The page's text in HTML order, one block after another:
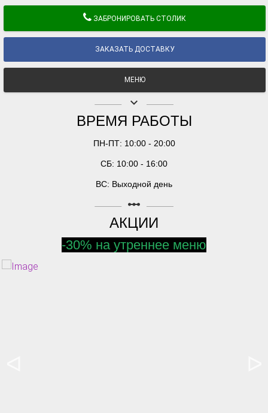
ЗАБРОНИРОВАТЬ СТОЛИК
ЗАКАЗАТЬ ДОСТАВКУ
МЕНЮ
keyboard_arrow_down
ВРЕМЯ РАБОТЫ
ПН-ПТ: 10:00 - 20:00
СБ: 10:00 - 16:00
ВС: Выходной день
linear_scale
АКЦИИ
-30% на утреннее меню